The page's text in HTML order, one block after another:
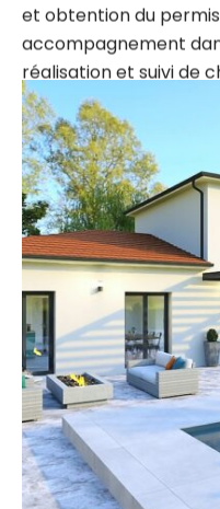
accompagnement
réalisation et suivi de